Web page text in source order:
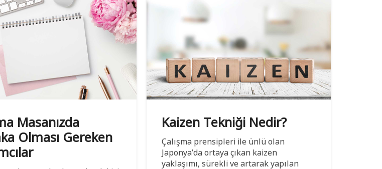
Masanızda
Olması Gereken
Kaizen Tekniği Nedir?
Çalışma prensipleri ile ünlü olan
Japonya’da ortaya çıkan kaizen
yaklaşımı, sürekli ve artarak yapılan